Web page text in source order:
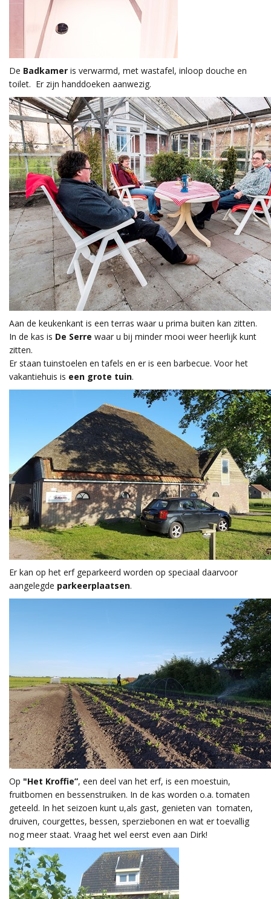
De Badkamer is verwarmd, met wastafel, inloop douche en
toilet. Er zijn handdoeken aanwezig.
Aan de keukenkant is een terras waar u prima buiten kan zitten.
In de kas is De Serre waar u bij minder mooi weer heerlijk kunt
zitten.
Er staan tuinstoelen en tafels en er is een barbecue. Voor het
vakantiehuis is een grote tuin.
Er kan op het erf geparkeerd worden op speciaal daarvoor
aangelegde parkeerplaatsen.
Op "Het Kroffie”, een deel van het erf, is een moestuin,
fruitbomen en bessenstruiken. In de kas worden o.a. tomaten
geteeld. In het seizoen kunt u,als gast, genieten van tomaten,
druiven, courgettes, bessen, sperziebonen en wat er toevallig
nog meer staat. Vraag het wel eerst even aan Dirk!